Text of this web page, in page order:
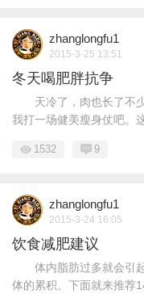
zhanglongfu1
2015-3-25 13:51
冬天喝肥胖抗争
天冷了，肉也长了不少
我打一场健美瘦身仗吧。
1532 9
zhanglongfu1
2015-3-24 16:05
饮食减肥建议
体内脂肪过多就会引起
体的累积。下面就来推荐